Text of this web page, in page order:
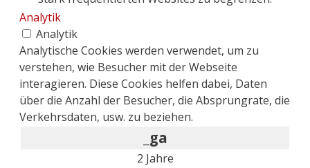
Analytik
Analytik
Analytische Cookies werden verwendet, um zu
verstehen, wie Besucher mit der Webseite
interagieren. Diese Cookies helfen dabei, Daten
über die Anzahl der Besucher, die Absprungrate, die
Verkehrsdaten, usw. zu beziehen.
_ga
2 Jahre